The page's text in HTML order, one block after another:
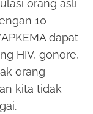
orang asli
10
dapat
HIV, gonore,
orang
kita tidak